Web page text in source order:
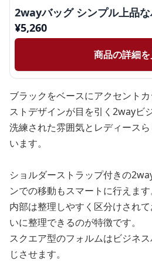
2wayバッグ シンプル上品
¥5,260
商品の詳細
ブラックをベースにアクセント
ストデザインが目を引く2wayビ
洗練された雰囲気とレディース
います。
ショルダーストラップ付きの
ンでの移動もスマートに行えます
内部は整理しやすく区分けされ
いに整理できるのが特徴です。
スクエア型のフォルムはビジネ
じさせます。